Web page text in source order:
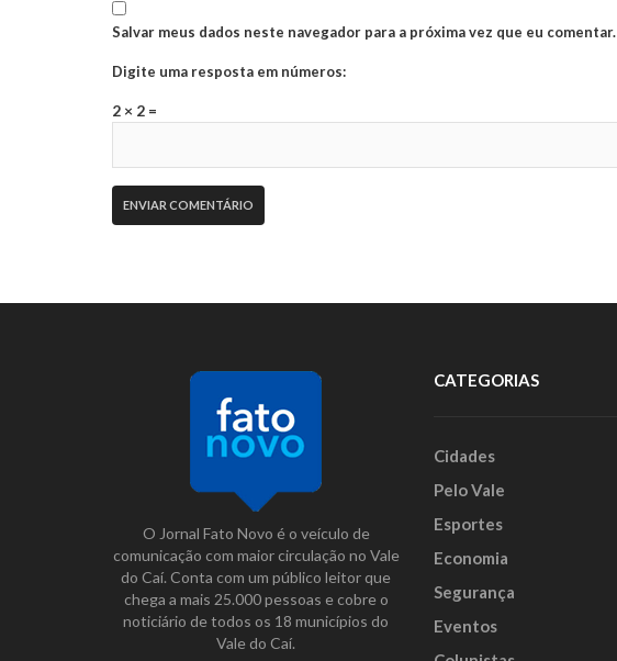
Salvar meus dados neste navegador para a próxima vez que eu comentar.
Digite uma resposta em números:
2 × 2 =
O Jornal Fato Novo é o veículo de
comunicação com maior circulação no Vale
do Caí. Conta com um público leitor que
chega a mais 25.000 pessoas e cobre o
noticiário de todos os 18 municípios do
Vale do Caí.
CATEGORIAS
Cidades
Pelo Vale
Esportes
Economia
Segurança
Eventos